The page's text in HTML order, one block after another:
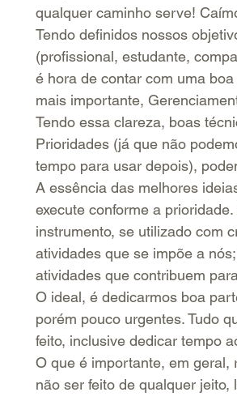
qualquer caminho serve!
Tendo definidos nossos
(profissional, estudante,
é hora de contar com uma
mais importante,
Tendo essa clareza, boas
Prioridades (já que não
tempo para usar depois),
A essência das melhores
execute conforme a
instrumento, se utilizado com
atividades que se impõe a
atividades que contribuem
O ideal, é dedicarmos boa
porém pouco urgentes. Tudo
feito, inclusive dedicar tempo
O que é importante, em geral,
não ser feito de qualquer jeito,